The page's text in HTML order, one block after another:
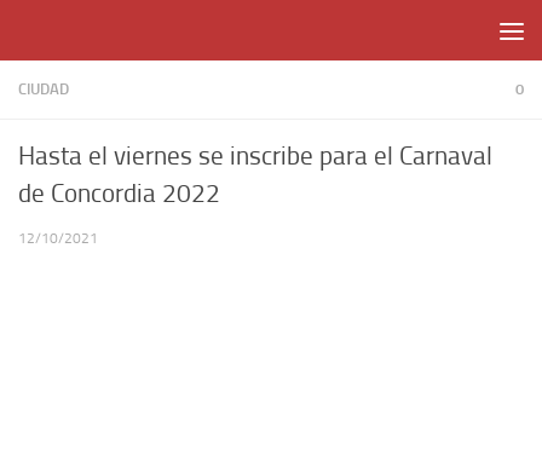
CIUDAD 0
Hasta el viernes se inscribe para el Carnaval
de Concordia 2022
12/10/2021